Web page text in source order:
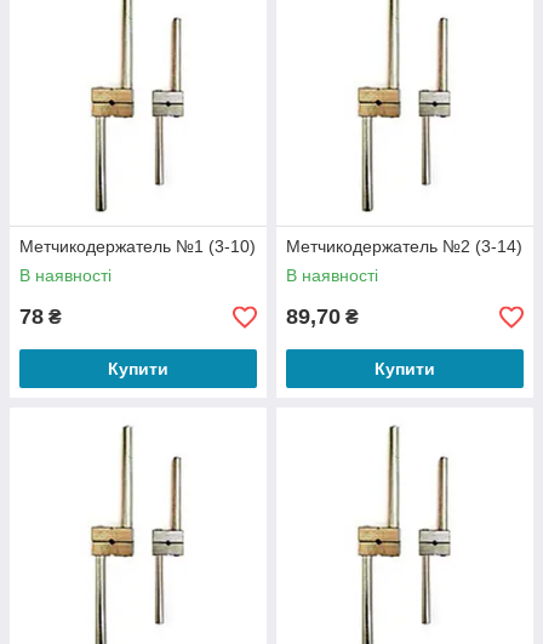
Метчикодержатель №1 (3-10)
В наявності
78 ₴
Купити
Метчикодержатель №2 (3-14)
В наявності
89,70 ₴
Купити